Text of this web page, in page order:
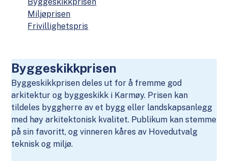
Miljøprisen
Frivillighetspris
Byggeskikkprisen
Byggeskikkprisen deles ut for å fremme god
arkitektur og byggeskikk i Karmøy. Prisen kan
tildeles byggherre av et bygg eller landskapsanlegg
med høy arkitektonisk kvalitet. Publikum kan stemme
på sin favoritt, og vinneren kåres av Hovedutvalg
teknisk og miljø.